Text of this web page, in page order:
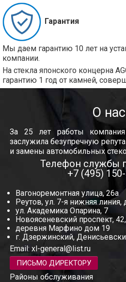
Гарантия
Мы даем гарантию 10 лет на
компании.
На стекла японского концерна
гарантию 1 год от камней,
О нас
За 25 лет работы
заслужила безупречную
и замены автомобильных
Телефон службы
+7 (495)
Вагоноремонтная улица, 26а
Реутов, ул. 7-я нижняя линия,
ул. Академика Опарина, 7
Новоясеневский проспект,
деревня Марфино дом 19
г. Дзержинский,
Email: xl-general@list.ru
ПИСЬМО ДИРЕКТОРУ
Районы обслуживания